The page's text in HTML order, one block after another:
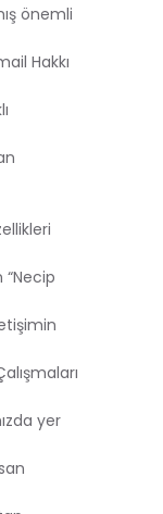
önemli
Hakkı
“Necip
yer